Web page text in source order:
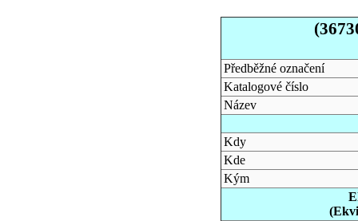
Předběžné označení
Katalogové číslo
Název
Kdy
Kde
Kým